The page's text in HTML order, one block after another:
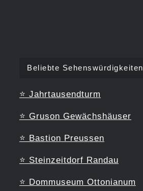
Beliebte Sehenswürdigkeiten
⭐ Jahrtausendturm
⭐ Gruson Gewächshäuser
⭐ Bastion Preussen
⭐ Steinzeitdorf Randau
⭐ Dommuseum Ottonianum